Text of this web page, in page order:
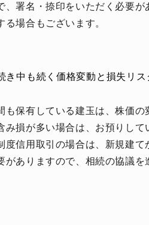
、署名・捺印をいただく必要
る場合もございます。
き中も続く価格変動と損失リス
も保有している建玉は、株価
み損が多い場合は、お預りし
度信用取引の場合は、新規建
がありますので、相続の協議